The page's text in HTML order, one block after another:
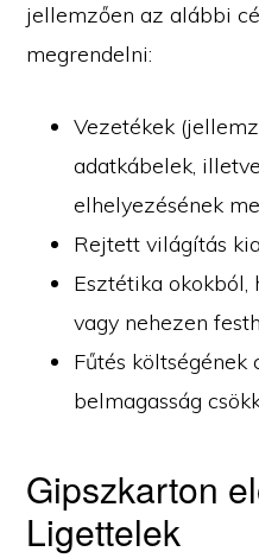
jellemzően az alábbi
megrendelni:
Vezetékek
adatkábelek,
elhelyezésének
Rejtett világítás
Esztétika okokból,
vagy nehezen
Fűtés költségének
belmagasság
Gipszkarton
Ligettelek